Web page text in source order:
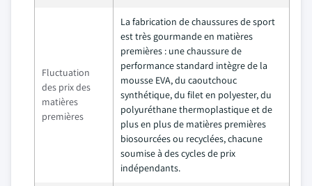
Fluctuation
des prix des
matières
premières
La fabrication de chaussures de sport
est très gourmande en matières
premières : une chaussure de
performance standard intègre de la
mousse EVA, du caoutchouc
synthétique, du filet en polyester, du
polyuréthane thermoplastique et de
plus en plus de matières premières
biosourcées ou recyclées, chacune
soumise à des cycles de prix
indépendants.